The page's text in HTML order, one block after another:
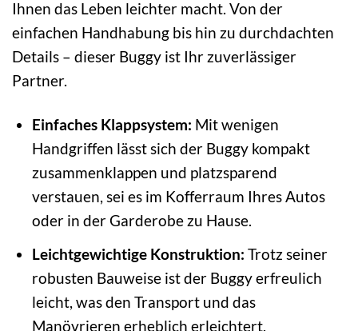
Ihnen das Leben leichter macht. Von der
einfachen Handhabung bis hin zu durchdachten
Details – dieser Buggy ist Ihr zuverlässiger
Partner.
Einfaches Klappsystem: Mit wenigen
Handgriffen lässt sich der Buggy kompakt
zusammenklappen und platzsparend
verstauen, sei es im Kofferraum Ihres Autos
oder in der Garderobe zu Hause.
Leichtgewichtige Konstruktion: Trotz seiner
robusten Bauweise ist der Buggy erfreulich
leicht, was den Transport und das
Manövrieren erheblich erleichtert.